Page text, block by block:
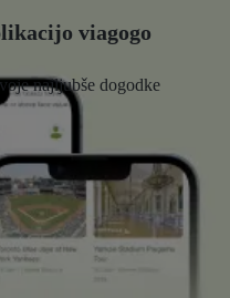
viagogo
najljubše dogodke